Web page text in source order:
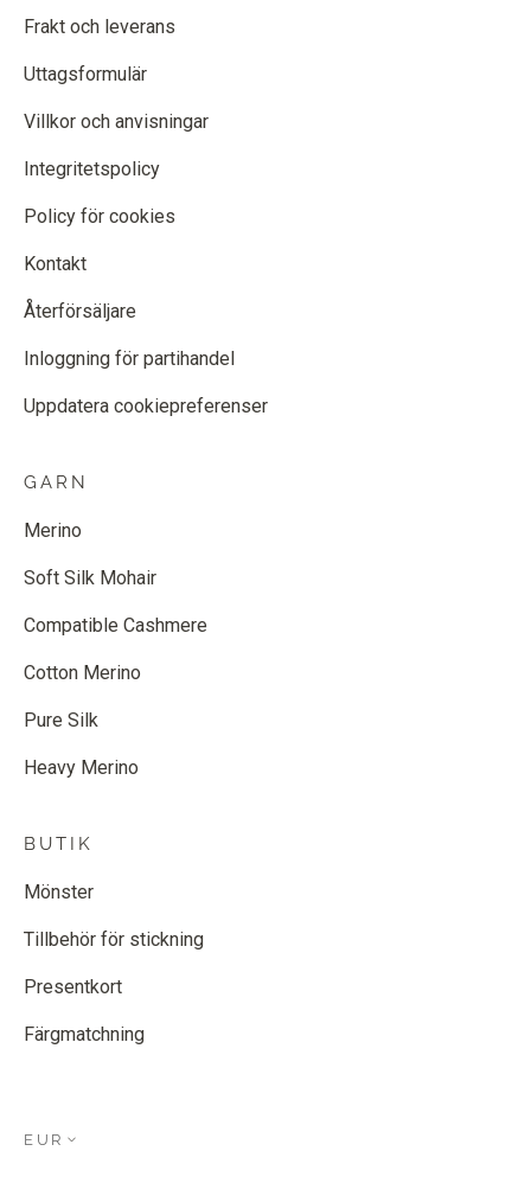
Frakt och leverans
Uttagsformulär
Villkor och anvisningar
Integritetspolicy
Policy för cookies
Kontakt
Återförsäljare
Inloggning för partihandel
Uppdatera cookiepreferenser
GARN
Merino
Soft Silk Mohair
Compatible Cashmere
Cotton Merino
Pure Silk
Heavy Merino
BUTIK
Mönster
Tillbehör för stickning
Presentkort
Färgmatchning
EUR